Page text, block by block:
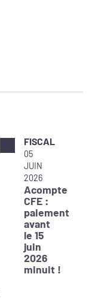
FISCAL
05
JUIN
2026
Acompte
CFE :
paiement
avant
le 15
juin
2026
minuit !